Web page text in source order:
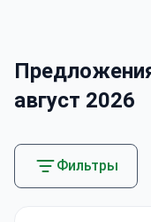
август 2026
Фильтры